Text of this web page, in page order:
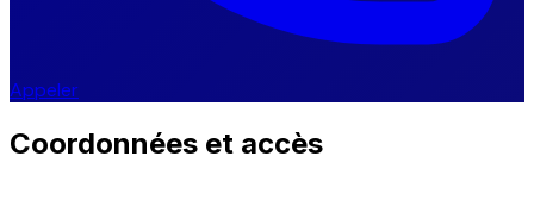
Appeler
Coordonnées et accès